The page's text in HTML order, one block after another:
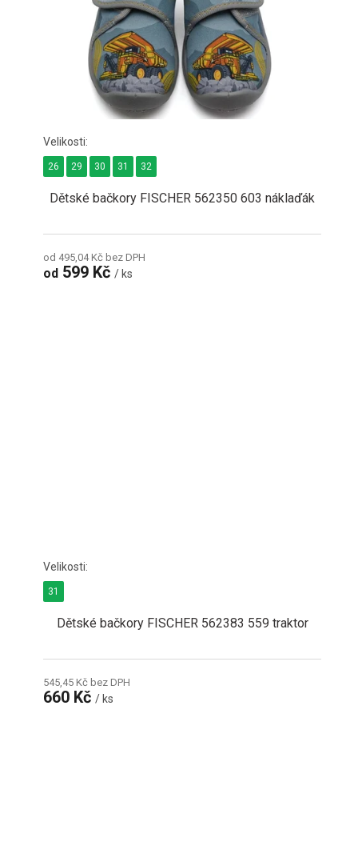
Dětské bačkory FISCHER 562350 603 náklaďák
od 495,04 Kč bez DPH
od 599 Kč/ ks
26 29 30 31 32
Dětské bačkory FISCHER 562383 559 traktor
545,45 Kč bez DPH
660 Kč/ ks
31